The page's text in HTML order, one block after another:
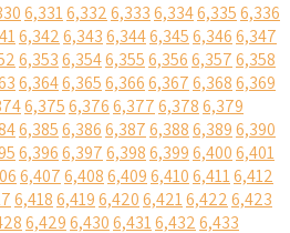
6,3316,3326,3336,3346,3356,336
6,3426,3436,3446,3456,3466,347
6,3536,3546,3556,3566,3576,358
6,3646,3656,3666,3676,3686,369
6,3756,3766,3776,3786,379
6,3856,3866,3876,3886,3896,390
6,3966,3976,3986,3996,4006,401
6,4076,4086,4096,4106,4116,412
6,4186,4196,4206,4216,4226,423
6,4296,4306,4316,4326,433